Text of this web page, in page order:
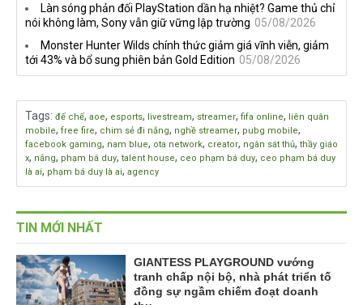
Làn sóng phản đối PlayStation dần hạ nhiệt? Game thủ chỉ
nói không làm, Sony vẫn giữ vững lập trường 05/08/2026
Monster Hunter Wilds chính thức giảm giá vĩnh viễn, giảm
tới 43% và bổ sung phiên bản Gold Edition 05/08/2026
Tags: đế chế, aoe, esports, livestream, streamer, fifa online, liên quân
mobile, free fire, chim sẻ đi nắng, nghề streamer, pubg mobile,
facebook gaming, nam blue, ota network, creator, ngân sát thủ, thầy giáo
x, nắng, phạm bá duy, talent house, ceo phạm bá duy, ceo phạm bá duy
là ai, phạm bá duy là ai, agency
TIN MỚI NHẤT
GIANTESS PLAYGROUND vướng
tranh chấp nội bộ, nhà phát triển tố
đồng sự ngầm chiếm đoạt doanh